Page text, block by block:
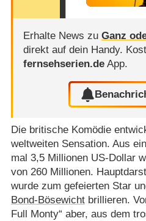
Erhalte News zu Ganz
direkt auf dein Handy.
fernsehserien.deApp.
Die britische Komödie
weltweiten Sensation. Aus
mal 3,5 Millionen US-Dollar
von 260 Millionen.
wurde zum gefeierten Star
Bond-Bösewichtbrillieren.
Full Monty“ aber, aus dem